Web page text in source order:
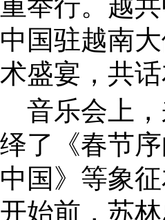
中国驻越南
术盛宴，共话
音乐会上
绎了《春节
中国》等象
开始前，苏